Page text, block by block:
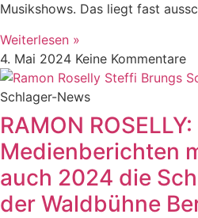
Musikshows. Das liegt fast
Weiterlesen »
4. Mai 2024 Keine Kommentare
Schlager-News
RAMON
Medienberichten
auch 2024 die
der Waldbühne